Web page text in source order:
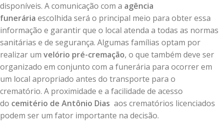
disponíveis. A comunicação com a agência
funerária escolhida será o principal meio para obter essa
informação e garantir que o local atenda a todas as normas
sanitárias e de segurança. Algumas famílias optam por
realizar um velório pré-cremação, o que também deve ser
organizado em conjunto com a funerária para ocorrer em
um local apropriado antes do transporte para o
crematório. A proximidade e a facilidade de acesso
do cemitério de Antônio Dias aos crematórios licenciados
podem ser um fator importante na decisão.